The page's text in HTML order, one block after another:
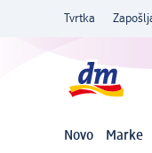
Tvrtka
Novo Marke